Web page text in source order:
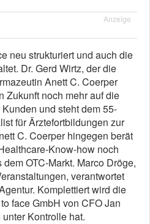
Anzeige
neu strukturiert und auch die
Dr. Gerd Wirtz, der die
Anett C. Coerper
Zukunft noch mehr auf die
und steht dem 55-
für Ärztefortbildungen zur
C. Coerper hingegen berät
Know-how noch
OTC-Markt. Marco Dröge,
verantwortet
Komplettiert wird die
face GmbH von CFO Jan
Kontrolle hat.